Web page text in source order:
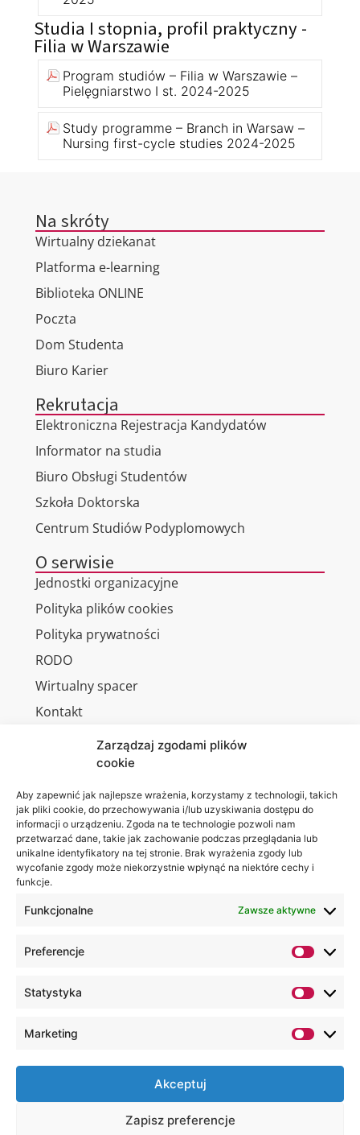
Zarządzaj zgodami plików
cookie
Aby zapewnić jak najlepsze wrażenia, korzystamy z technologii, takich
jak pliki cookie, do przechowywania i/lub uzyskiwania dostępu do
informacji o urządzeniu. Zgoda na te technologie pozwoli nam
przetwarzać dane, takie jak zachowanie podczas przeglądania lub
unikalne identyfikatory na tej stronie. Brak wyrażenia zgody lub
wycofanie zgody może niekorzystnie wpłynąć na niektóre cechy i
funkcje.
Funkcjonalne Zawsze aktywne
Preferencje
Statystyka
Marketing
Akceptuj
Zapisz preferencje
Studia I stopnia, profil praktyczny -
Filia w Warszawie
Program studiów – Filia w Warszawie –
Pielęgniarstwo I st. 2024-2025
Study programme – Branch in Warsaw –
Nursing first-cycle studies 2024-2025
Na skróty
Wirtualny dziekanat
Platforma e-learning
Biblioteka ONLINE
Poczta
Dom Studenta
Biuro Karier
Rekrutacja
Elektroniczna Rejestracja Kandydatów
Informator na studia
Biuro Obsługi Studentów
Szkoła Doktorska
Centrum Studiów Podyplomowych
O serwisie
Jednostki organizacyjne
Polityka plików cookies
Polityka prywatności
RODO
Wirtualny spacer
Kontakt
Lubelska
Akademia
WSEI
ul.
Projektowa
13
kancelaria@wsei.pl
Jesteśmy
na: